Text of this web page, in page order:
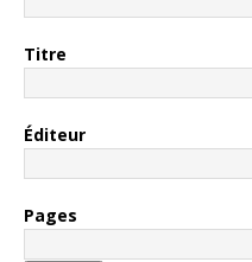
Titre
Éditeur
Pages